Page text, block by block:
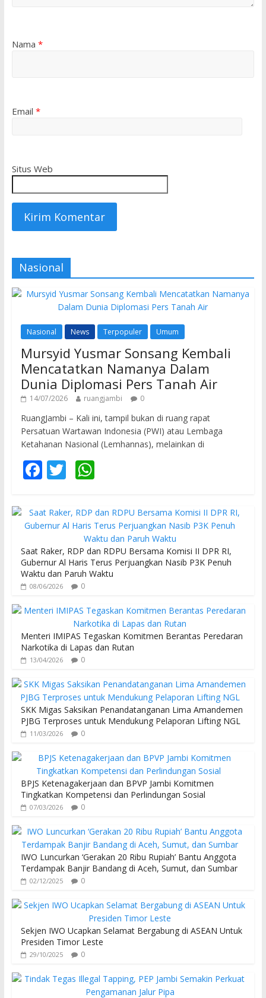
Nama *
Email *
Situs Web
Nasional
Nasional News Terpopuler Umum
Mursyid Yusmar Sonsang Kembali
Mencatatkan Namanya Dalam
Dunia Diplomasi Pers Tanah Air
14/07/2026 ruangjambi 0
RuangJambi – Kali ini, tampil bukan di ruang rapat
Persatuan Wartawan Indonesia (PWI) atau Lembaga
Ketahanan Nasional (Lemhannas), melainkan di
F
e
b
o
o
k
T
itt
er
W
at
s
A
p
p
Saat Raker, RDP dan RDPU Bersama Komisi II DPR RI,
Gubernur Al Haris Terus Perjuangkan Nasib P3K Penuh
Waktu dan Paruh Waktu
08/06/2026 0
Menteri IMIPAS Tegaskan Komitmen Berantas Peredaran
Narkotika di Lapas dan Rutan
13/04/2026 0
SKK Migas Saksikan Penandatanganan Lima Amandemen
PJBG Terproses untuk Mendukung Pelaporan Lifting NGL
11/03/2026 0
BPJS Ketenagakerjaan dan BPVP Jambi Komitmen
Tingkatkan Kompetensi dan Perlindungan Sosial
07/03/2026 0
IWO Luncurkan ‘Gerakan 20 Ribu Rupiah’ Bantu Anggota
Terdampak Banjir Bandang di Aceh, Sumut, dan Sumbar
02/12/2025 0
Sekjen IWO Ucapkan Selamat Bergabung di ASEAN Untuk
Presiden Timor Leste
29/10/2025 0